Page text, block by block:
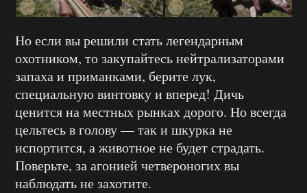
Но если вы решили стать легендарным
охотником, то закупайтесь нейтрализаторами
запаха и приманками, берите лук,
специальную винтовку и вперед! Дичь
ценится на местных рынках дорого. Но всегда
цельтесь в голову — так и шкурка не
испортится, а животное не будет страдать.
Поверьте, за агонией четвероногих вы
наблюдать не захотите.